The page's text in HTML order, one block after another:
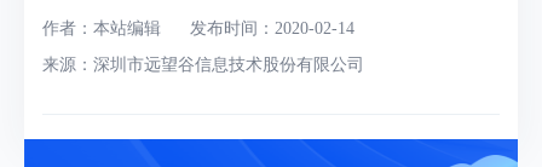
作者：本站编辑
发布时间：2020-02-14
来源：深圳市远望谷信息技术股份有限公司